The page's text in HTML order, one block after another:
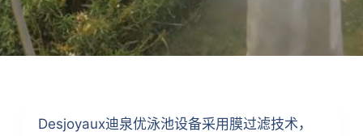
Desjoyaux迪泉优泳池设备采用膜过滤技术，